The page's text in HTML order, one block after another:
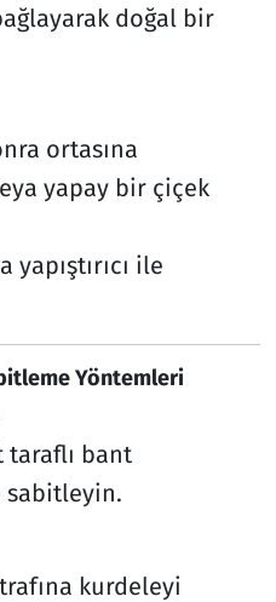
doğal bir
ortasına
yapay bir çiçek
ile
Yöntemleri
taraflı bant
sabitleyin.
kurdeleyi